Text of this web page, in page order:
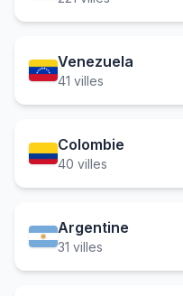
Venezuela
41 villes
Colombie
40 villes
Argentine
31 villes